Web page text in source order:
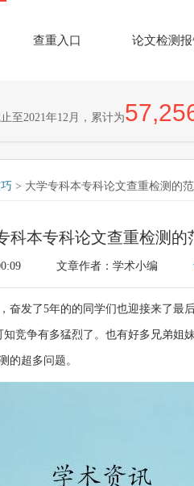
查重入口 论文检测
至2021年12月，累计为
> 大学专科本专科论文查重检测的
科本专科论文查重检测的
文章作者：学术小编
奋发了5年的的同学们也迎接来了最
知竞争有多猛烈了。也有好多兄弟姐
的超多问题。